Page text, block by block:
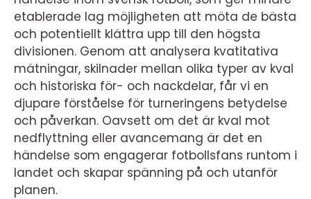
etablerade lag möjligheten att möta de bästa
och potentiellt klättra upp till den högsta
divisionen. Genom att analysera kvatitativa
mätningar, skilnader mellan olika typer av kval
och historiska för- och nackdelar, får vi en
djupare förståelse för turneringens betydelse
och påverkan. Oavsett om det är kval mot
nedflyttning eller avancemang är det en
händelse som engagerar fotbollsfans runtom i
landet och skapar spänning på och utanför
planen.